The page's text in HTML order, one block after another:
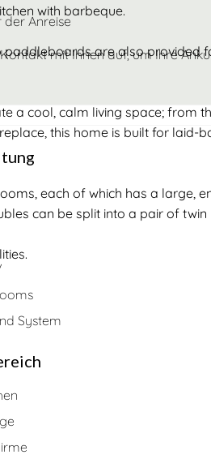
with barbeque.
paddleboards are also provided
a cool, calm living space; from
this home is built for laid-
each of which has a large,
can be split into a pair of twin
Anreise
mit Ihnen auf, um Ihre
System